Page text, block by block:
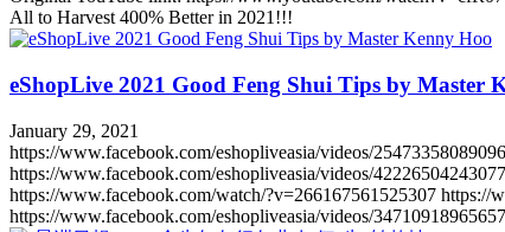
All to Harvest 400% Better in 2021!!!
eShopLive 2021 Good Feng Shui Tips by Master
January 29, 2021
https://www.facebook.com/eshopliveasia/videos/
https://www.facebook.com/eshopliveasia/videos/
https://www.facebook.com/watch/?v=266167561525307 https://
https://www.facebook.com/eshopliveasia/videos/